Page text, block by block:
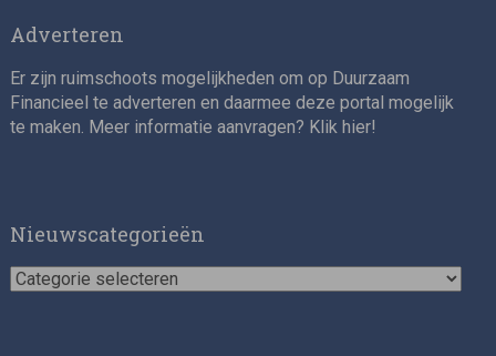
Adverteren
Er zijn ruimschoots mogelijkheden om op Duurzaam
Financieel te adverteren en daarmee deze portal mogelijk
te maken. Meer informatie aanvragen? Klik hier!
Nieuwscategorieën
Nieuwscategorieën